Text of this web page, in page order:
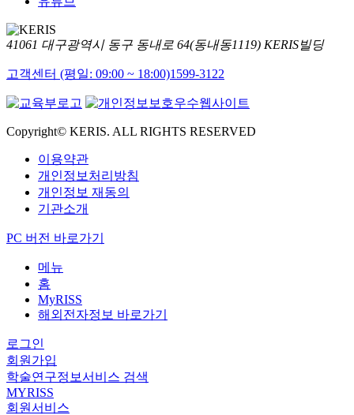
41061 대구광역시 동구 동내로 64(동내동1119) KERIS빌딩
고객센터 (평일: 09:00 ~ 18:00)1599-3122
Copyright© KERIS. ALL RIGHTS RESERVED
이용약관
개인정보처리방침
개인정보 재동의
기관소개
PC 버전 바로가기
메뉴
홈
MyRISS
해외전자정보 바로가기
로그인
회원가입
학술연구정보서비스 검색
MYRISS
회원서비스